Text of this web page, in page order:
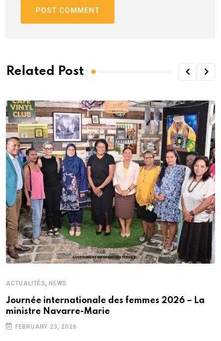
Related Post
ACTUALITÉS, NEWS
Journée internationale des femmes 2026 – La
ministre Navarre-Marie
FEBRUARY 23, 2026